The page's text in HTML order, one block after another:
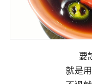
要
就是